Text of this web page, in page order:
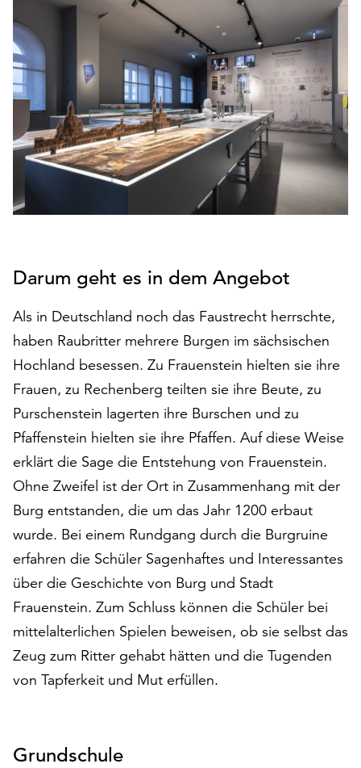
Betrieb
der
Seite
notwendig
sind
(funktionale
Cookies),
sowie
solche,
die
lediglich
Statistikzwecken
werden.
Klicken
Sie
„Alle
akzeptieren“,
um
alle
Cookies
zu
akzeptieren.
können
Ihr
Einverständnis
jederzeit
und
widerrufen.
Dafür
Ende
Darum geht es in dem Angebot
Als in Deutschland noch das Faustrecht herrschte,
haben Raubritter mehrere Burgen im sächsischen
Hochland besessen. Zu Frauenstein hielten sie ihre
Frauen, zu Rechenberg teilten sie ihre Beute, zu
Purschenstein lagerten ihre Burschen und zu
Pfaffenstein hielten sie ihre Pfaffen. Auf diese Weise
erklärt die Sage die Entstehung von Frauenstein.
Ohne Zweifel ist der Ort in Zusammenhang mit der
Burg entstanden, die um das Jahr 1200 erbaut
wurde. Bei einem Rundgang durch die Burgruine
erfahren die Schüler Sagenhaftes und Interessantes
über die Geschichte von Burg und Stadt
Frauenstein. Zum Schluss können die Schüler bei
mittelalterlichen Spielen beweisen, ob sie selbst das
Zeug zum Ritter gehabt hätten und die Tugenden
von Tapferkeit und Mut erfüllen.
Grundschule